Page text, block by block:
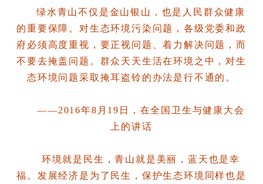
绿水青山不仅是金山银山，也是人民群众健康
的重要保障。对生态环境污染问题，各级党委和政
府必须高度重视，要正视问题、着力解决问题，而
不要去掩盖问题。群众天天生活在环境之中，对生
态环境问题采取掩耳盗铃的办法是行不通的。
——2016年8月19日，在全国卫生与健康大会
上的讲话
环境就是民生，青山就是美丽，蓝天也是幸
福。发展经济是为了民生，保护生态环境同样也是